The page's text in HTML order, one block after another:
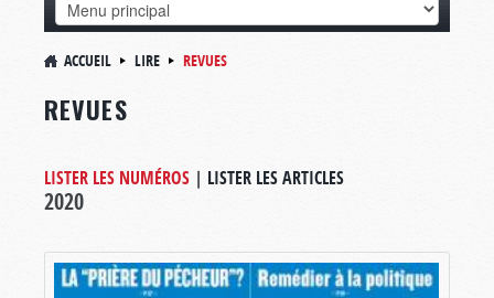
ACCUEIL LIRE REVUES
REVUES
LISTER LES NUMÉROS | LISTER LES ARTICLES
2020